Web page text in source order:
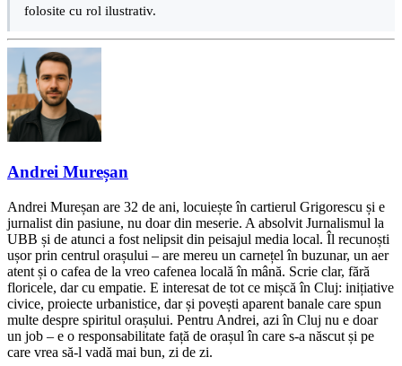
folosite cu rol ilustrativ.
Andrei Mureșan
Andrei Mureșan are 32 de ani, locuiește în cartierul Grigorescu și e
jurnalist din pasiune, nu doar din meserie. A absolvit Jurnalismul la
UBB și de atunci a fost nelipsit din peisajul media local. Îl recunoști
ușor prin centrul orașului – are mereu un carnețel în buzunar, un aer
atent și o cafea de la vreo cafenea locală în mână. Scrie clar, fără
floricele, dar cu empatie. E interesat de tot ce mișcă în Cluj: inițiative
civice, proiecte urbanistice, dar și povești aparent banale care spun
multe despre spiritul orașului. Pentru Andrei, azi în Cluj nu e doar
un job – e o responsabilitate față de orașul în care s-a născut și pe
care vrea să-l vadă mai bun, zi de zi.